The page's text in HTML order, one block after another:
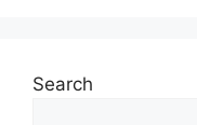
Search